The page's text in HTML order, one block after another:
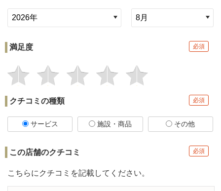
満足度 必須
クチコミの種類 必須
サービス 施設・商品 その他
この店舗のクチコミ 必須
こちらにクチコミを記載してください。